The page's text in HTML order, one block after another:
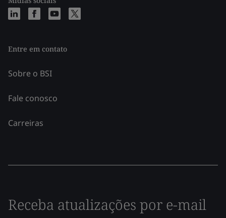
Entre em contato
Sobre o BSI
Fale conosco
Carreiras
Receba atualizações por e-mail